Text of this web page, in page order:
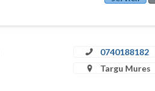
0740188182
Targu Mures